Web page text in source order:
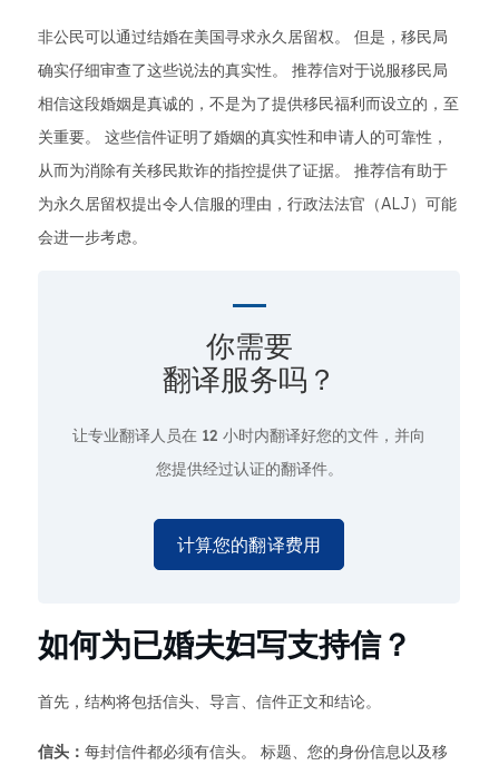
非公民可以通过结婚在美国寻求永久居留权。 但是，移民局
确实仔细审查了这些说法的真实性。 推荐信对于说服移民局
相信这段婚姻是真诚的，不是为了提供移民福利而设立的，至
关重要。 这些信件证明了婚姻的真实性和申请人的可靠性，
从而为消除有关移民欺诈的指控提供了证据。 推荐信有助于
为永久居留权提出令人信服的理由，行政法法官（ALJ）可能
会进一步考虑。
你需要
翻译服务吗？
让专业翻译人员在 12 小时内翻译好您的文件，并向
您提供经过认证的翻译件。
计算您的翻译费用
如何为已婚夫妇写支持信？
首先，结构将包括信头、导言、信件正文和结论。
信头： 每封信件都必须有信头。 标题、您的身份信息以及移